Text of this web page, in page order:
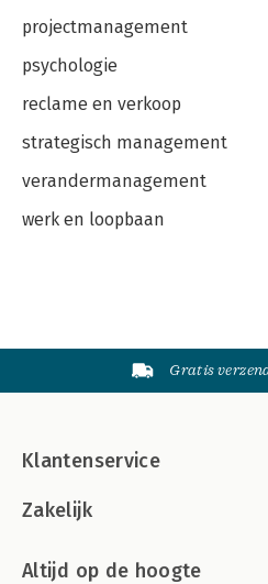
projectmanagement
psychologie
reclame en verkoop
strategisch management
verandermanagement
werk en loopbaan
Gratis
Klantenservice
Zakelijk
Altijd op de hoogte